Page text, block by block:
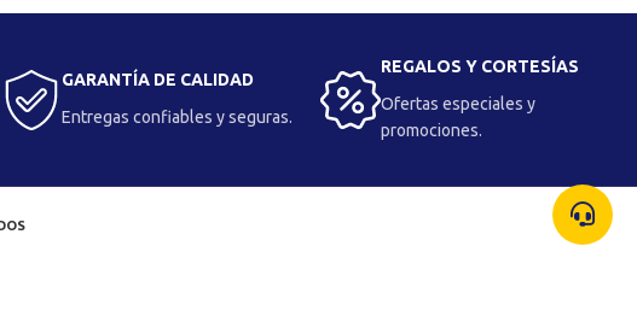
GARANTÍA DE CALIDAD
Entregas confiables y seguras.
REGALOS Y CORTESÍAS
Ofertas especiales y
promociones.